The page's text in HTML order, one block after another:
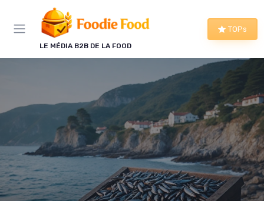
LE MÉDIA B2B DE LA FOOD
TOPs
Panneau de gestion des cookies